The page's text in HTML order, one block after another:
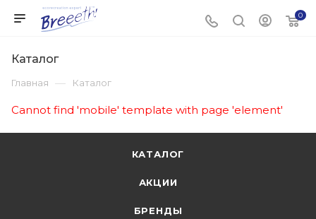
0
Каталог
Главная — Каталог
Cannot find 'mobile' template with page 'element'
КАТАЛОГ
АКЦИИ
БРЕНДЫ